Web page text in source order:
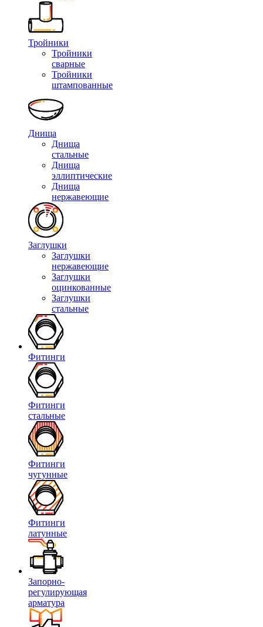
Тройники
Тройники
сварные
Тройники
штампованные
Днища
Днища
стальные
Днища
эллиптические
Днища
нержавеющие
Заглушки
Заглушки
нержавеющие
Заглушки
оцинкованные
Заглушки
стальные
Фитинги
Фитинги
стальные
Фитинги
чугунные
Фитинги
латунные
Запорно-
регулирующая
арматура